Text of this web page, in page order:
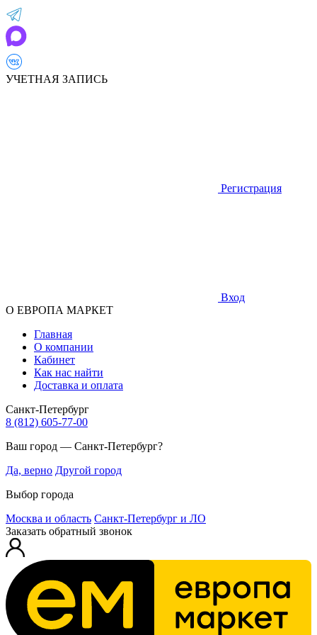
УЧЕТНАЯ ЗАПИСЬ
Регистрация
Вход
О ЕВРОПА МАРКЕТ
Главная
О компании
Кабинет
Как нас найти
Доставка и оплата
Санкт-Петербург
8 (812) 605-77-00
Ваш город — Санкт-Петербург?
Да, верно Другой город
Выбор города
Москва и область Санкт-Петербург и ЛО
Заказать обратный звонок